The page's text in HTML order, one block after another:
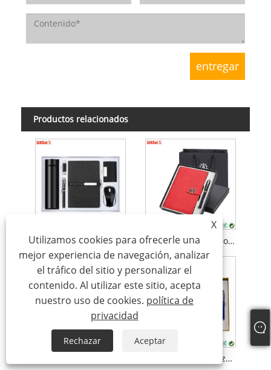
Productos relacionados
Set de regalo para cuaderno corporativo Set de regalo con bolígrafo y cuaderno
Set de regalo de taza de vacío para cuaderno y bolígrafo de lujo
X
Utilizamos cookies para ofrecerle una
mejor experiencia de navegación, analizar
el tráfico del sitio y personalizar el
contenido. Al utilizar este sitio, acepta
nuestro uso de cookies. política de
privacidad
Rechazar Aceptar